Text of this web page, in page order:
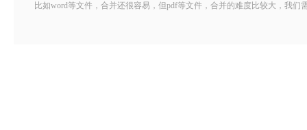
比如word等文件，合并还很容易，但pdf等文件，合并的难度比较大，我